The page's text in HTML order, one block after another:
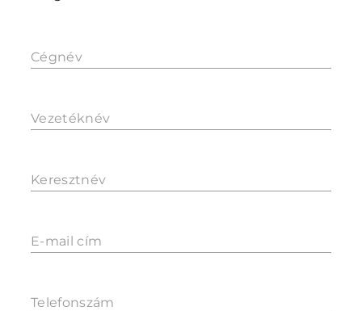
Cégnév
Vezetéknév
Keresztnév
E-mail cím
Telefonszám